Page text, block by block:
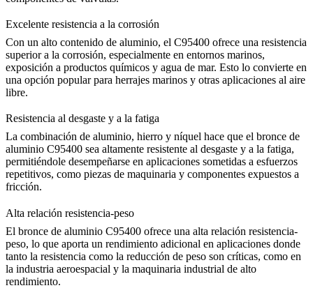
Excelente resistencia a la corrosión
Con un alto contenido de aluminio, el C95400 ofrece una resistencia
superior a la corrosión, especialmente en entornos marinos,
exposición a productos químicos y agua de mar. Esto lo convierte en
una opción popular para herrajes marinos y otras aplicaciones al aire
libre.
Resistencia al desgaste y a la fatiga
La combinación de aluminio, hierro y níquel hace que el bronce de
aluminio C95400 sea altamente resistente al desgaste y a la fatiga,
permitiéndole desempeñarse en aplicaciones sometidas a esfuerzos
repetitivos, como piezas de maquinaria y componentes expuestos a
fricción.
Alta relación resistencia-peso
El bronce de aluminio C95400 ofrece una alta relación resistencia-
peso, lo que aporta un rendimiento adicional en aplicaciones donde
tanto la resistencia como la reducción de peso son críticas, como en
la industria aeroespacial y la maquinaria industrial de alto
rendimiento.